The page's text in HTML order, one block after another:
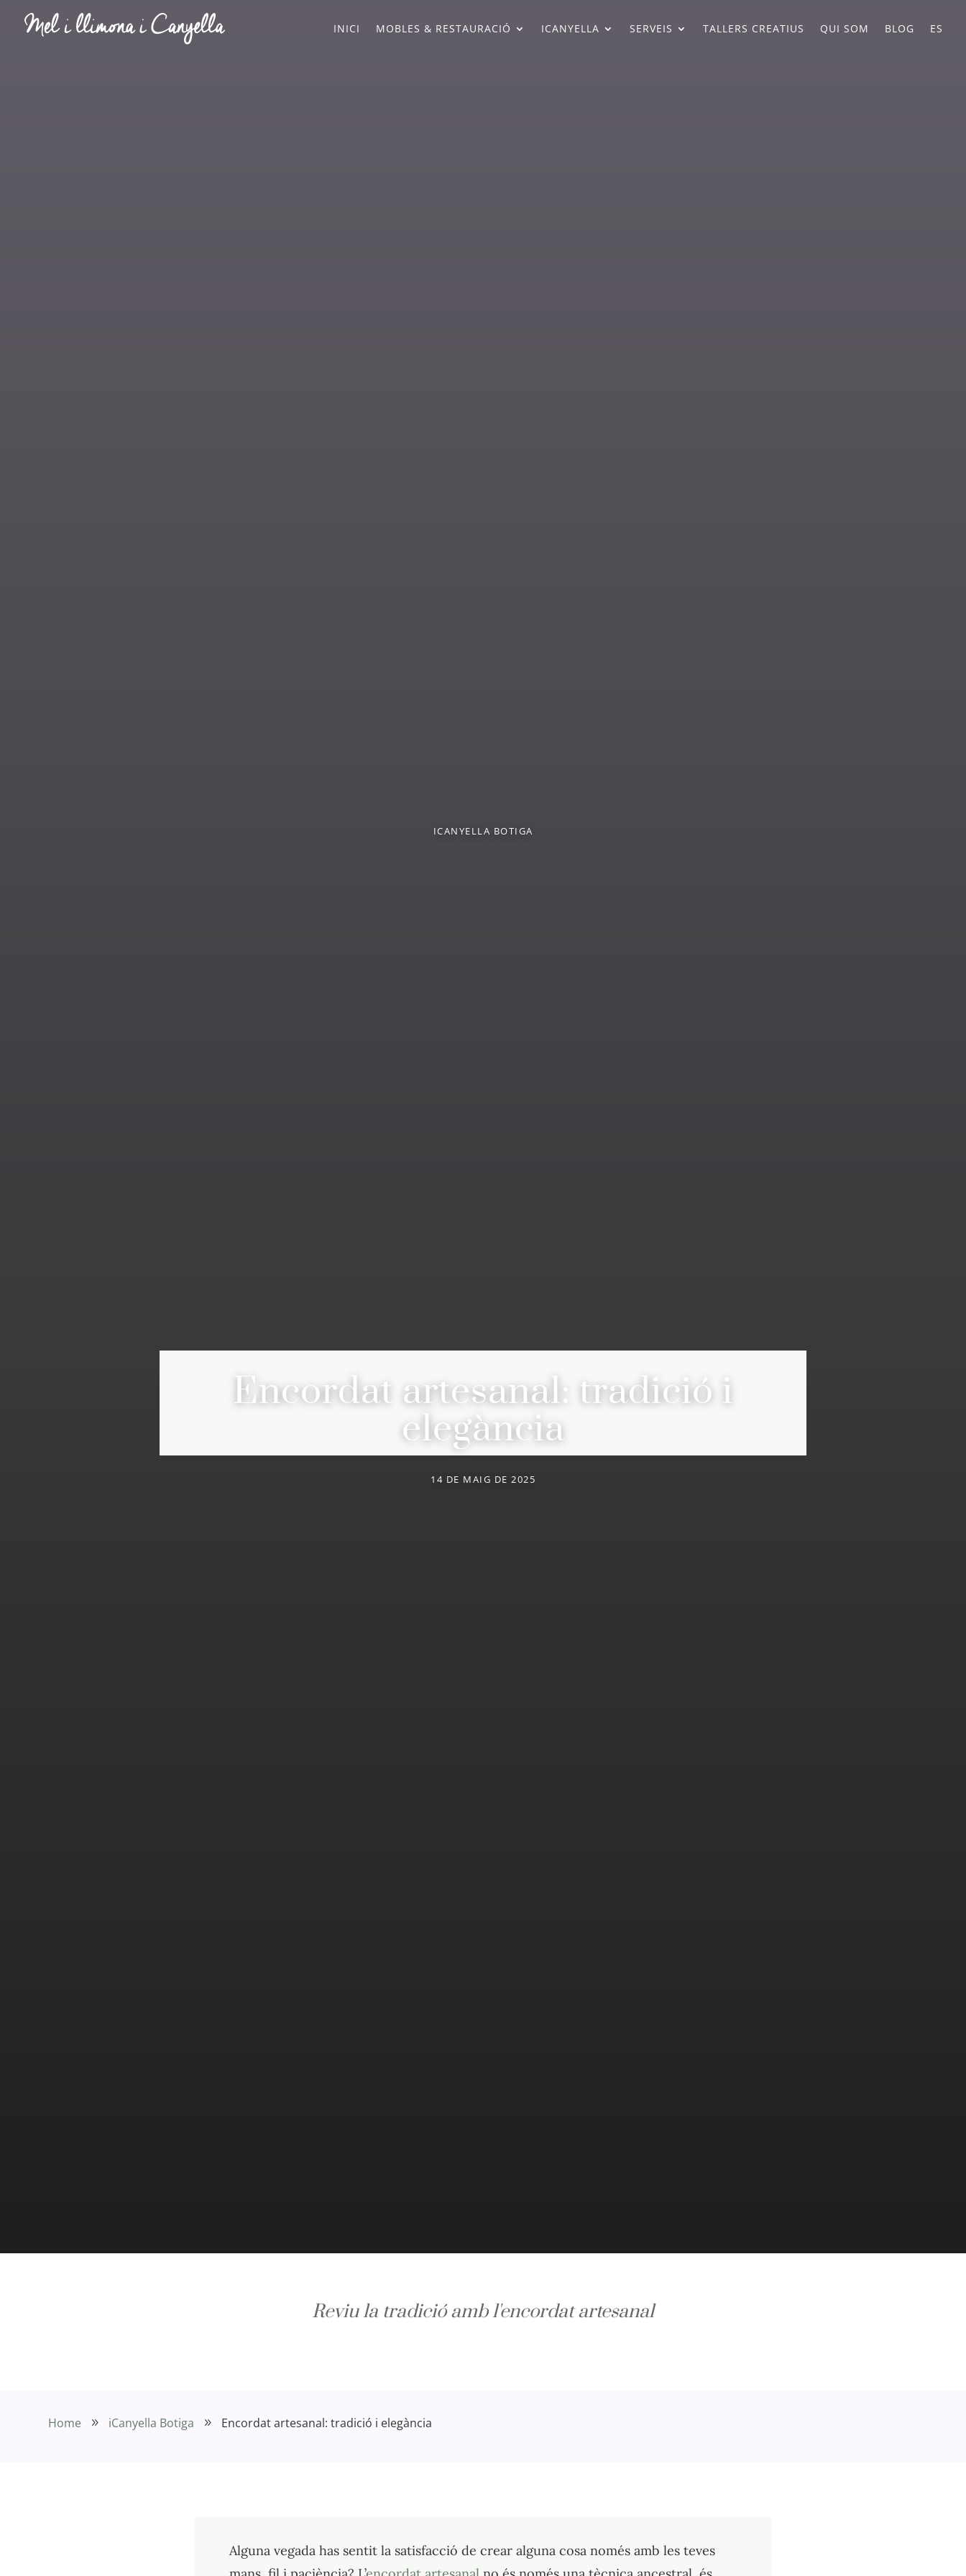
INICI MOBLES & RESTAURACIÓ ICANYELLA SERVEIS TALLERS CREATIUS QUI SOM BLOG ES
ICANYELLA BOTIGA
Encordat artesanal: tradició i
elegància
14 DE MAIG DE 2025
Reviu la tradició amb l'encordat artesanal
Home 9 iCanyella Botiga 9 Encordat artesanal: tradició i elegància
Alguna vegada has sentit la satisfacció de crear alguna cosa només amb les teves